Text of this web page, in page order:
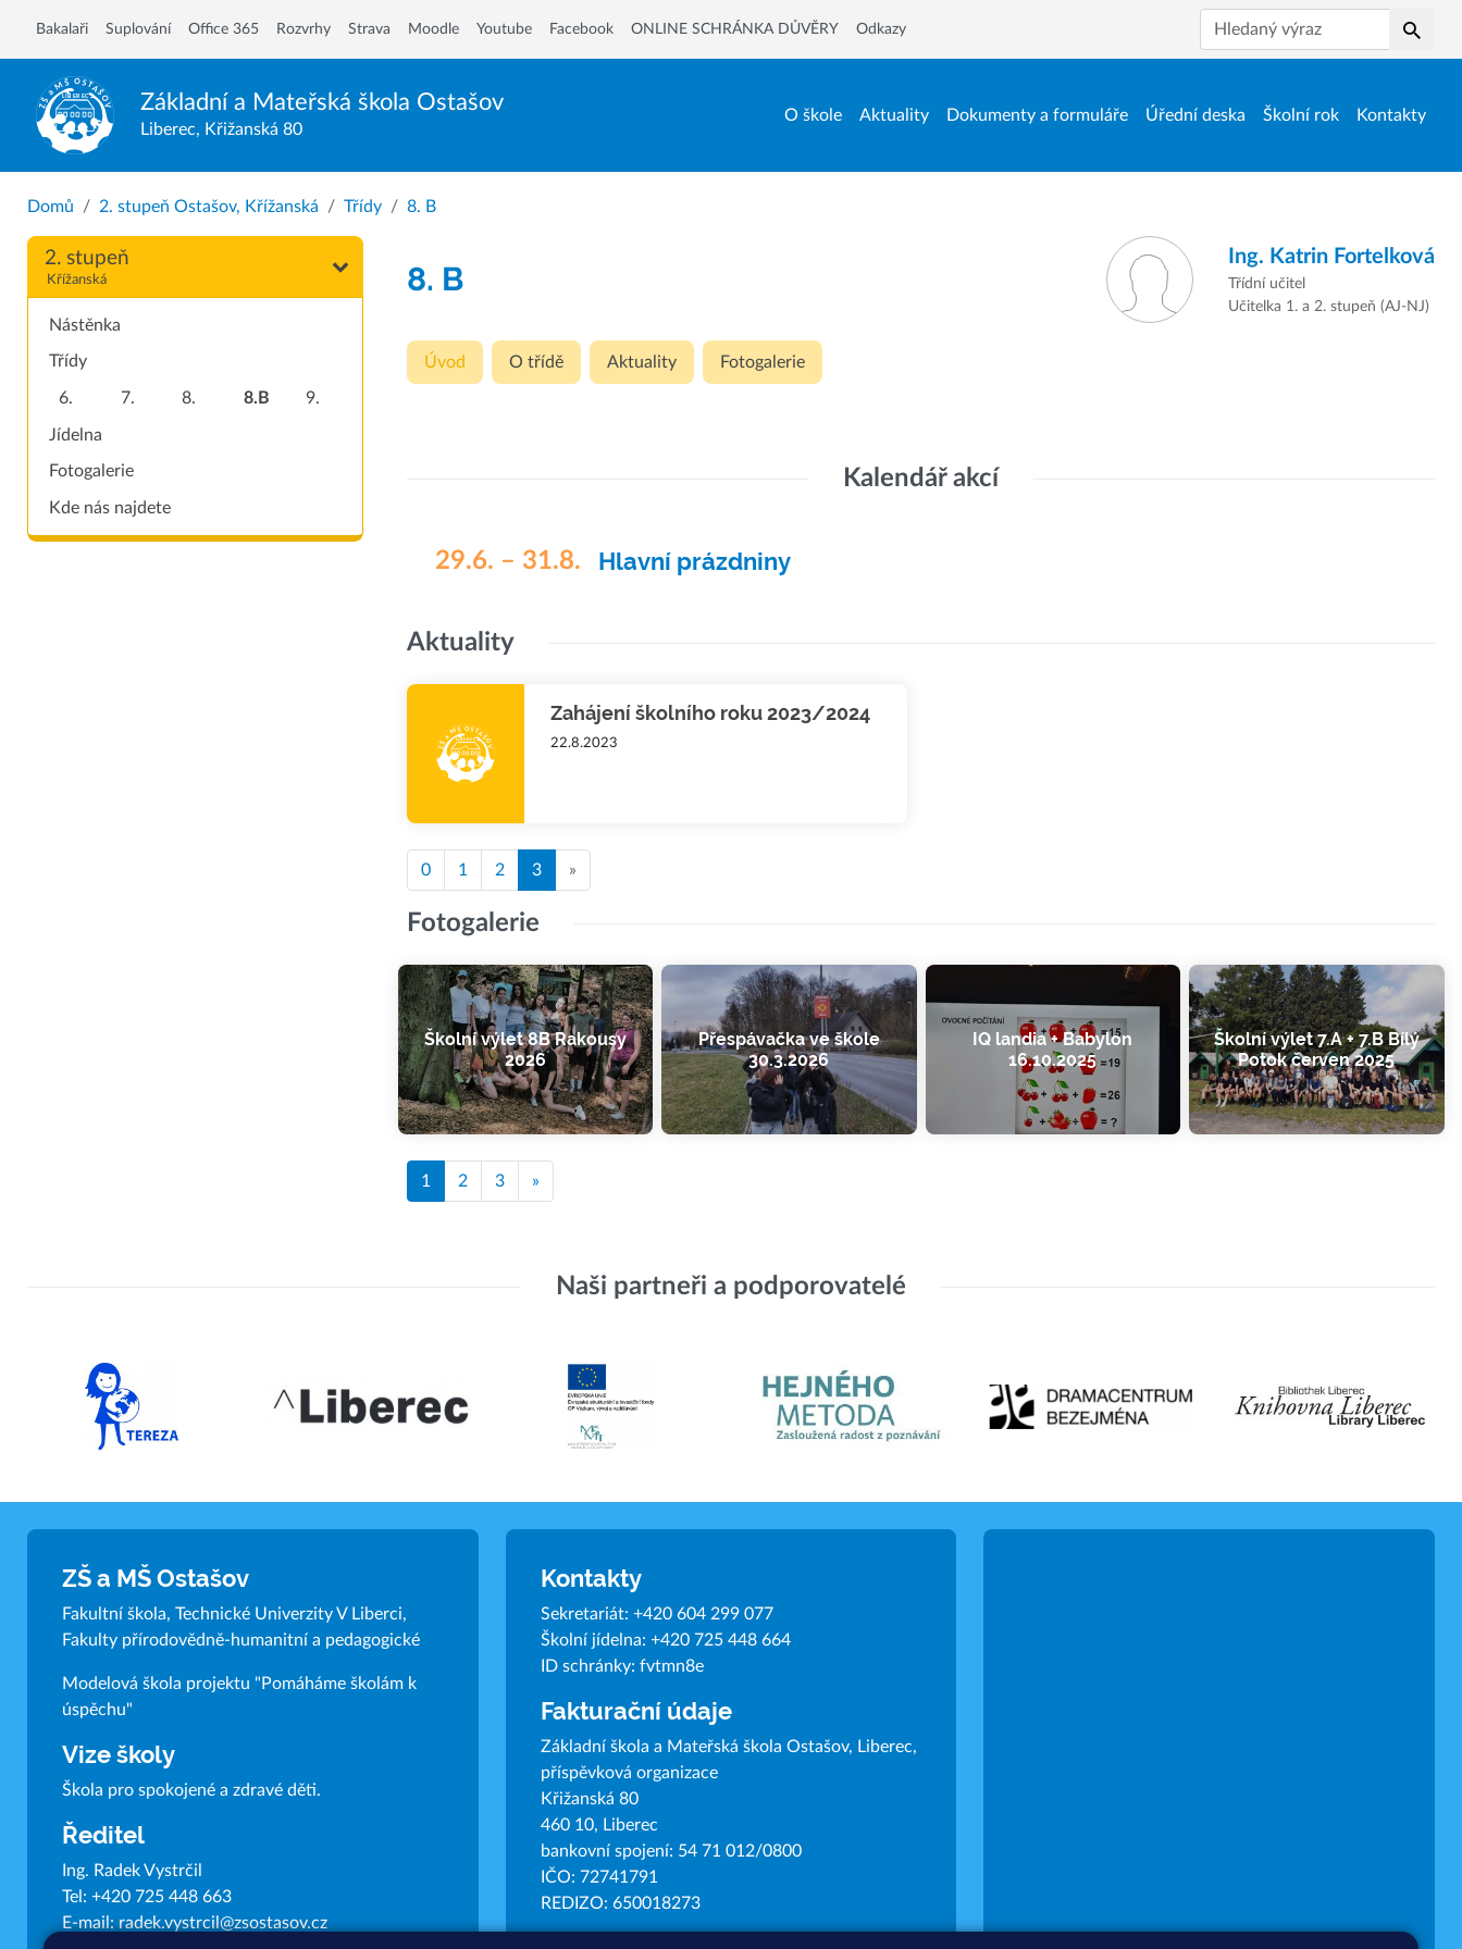
Základní a Mateřská škola Ostašov
Liberec, Křižanská 80
O škole Aktuality Dokumenty a formuláře Úřední deska Školní rok Kontakty
Bakalaři Suplování Office 365 Rozvrhy Strava Moodle Youtube Facebook ONLINE SCHRÁNKA DŮVĚRY Odkazy
Hledat
Domů 2. stupeň Ostašov, Křížanská Třídy 8. B
2. stupeň
Křížanská
Nástěnka
Třídy
6. 7. 8. 8.B 9.
Jídelna
Fotogalerie
Kde nás najdete
8. B
Ing. Katrin Fortelková
Třídní učitel
Učitelka 1. a 2. stupeň (AJ-NJ)
Úvod O třídě Aktuality Fotogalerie
Kalendář akcí
29.6. – 31.8. Hlavní prázdniny
Aktuality
Zahájení školního roku 2023/2024
22.8.2023
0 1 2 3 »
Fotogalerie
Školní výlet 8B Rakousy
2026
Přespávačka ve škole
30.3.2026
IQ landia + Babylon
16.10.2025
Školní výlet 7.A + 7.B Bílý
Potok červen 2025
1 2 3 »
Naši partneři a podporovatelé
ZŠ a MŠ Ostašov
Fakultní škola, Technické Univerzity V Liberci,
Fakulty přírodovědně-humanitní a pedagogické
Modelová škola projektu "Pomáháme školám k
úspěchu"
Vize školy
Škola pro spokojené a zdravé děti.
Ředitel
Ing. Radek Vystrčil
Tel: +420 725 448 663
E-mail:radek.vystrcil@zsostasov.cz
Kontakty
Sekretariát: +420 604 299 077
Školní jídelna: +420 725 448 664
ID schránky: fvtmn8e
Fakturační údaje
Základní škola a Mateřská škola Ostašov, Liberec,
příspěvková organizace
Křižanská 80
460 10, Liberec
bankovní spojení: 54 71 012/0800
IČO: 72741791
REDIZO: 650018273